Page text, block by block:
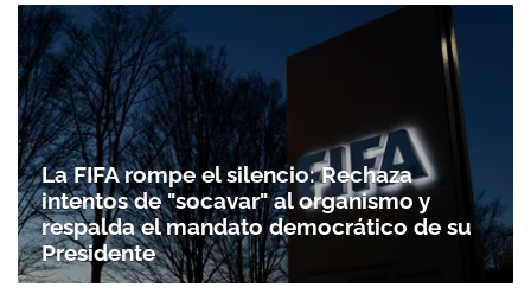
La FIFA rompe el silencio: Rechaza
intentos de "socavar" al organismo y
respalda el mandato democrático de su
Presidente